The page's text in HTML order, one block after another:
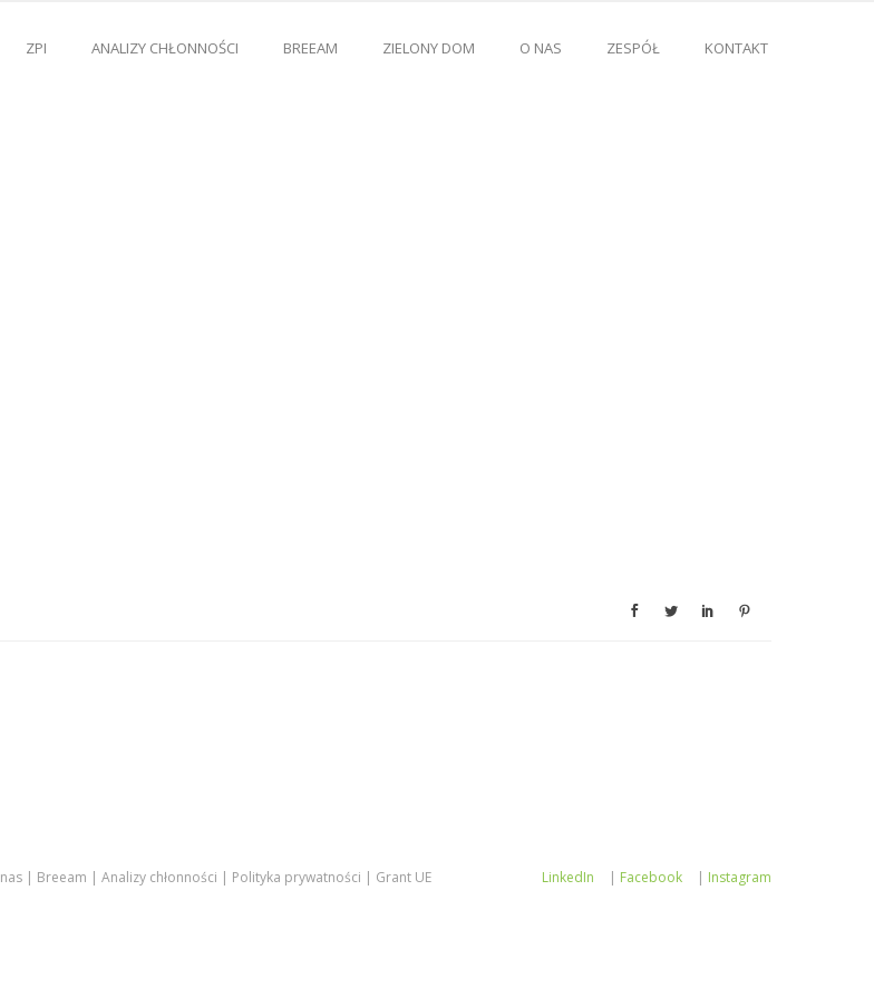
ZPI ANALIZY CHŁONNOŚCI BREEAM ZIELONY DOM O NAS ZESPÓŁ KONTAKT
Breeam Analizy chłonności Polityka prywatności Grant UE LinkedIn | Facebook | Instagram